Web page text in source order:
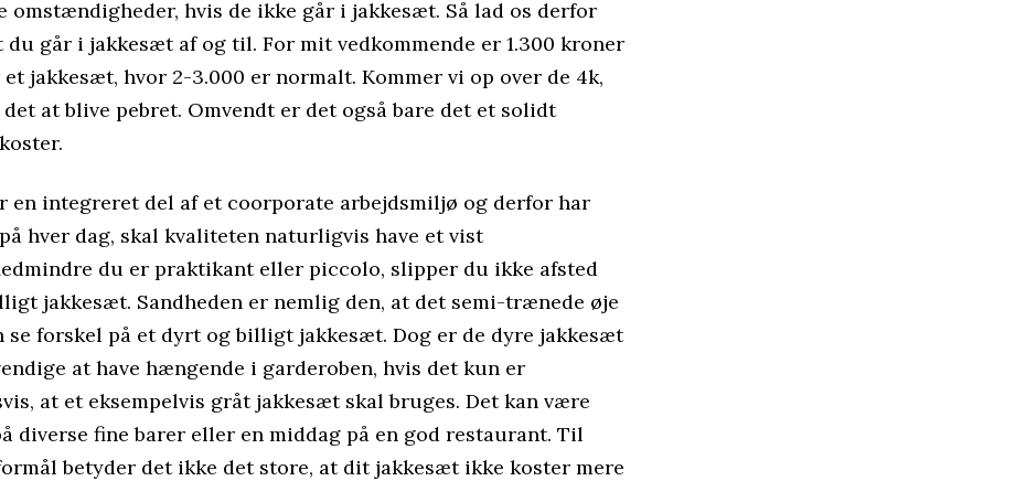
omstændigheder, hvis de ikke går i jakkesæt. Så lad os derfor
du går i jakkesæt af og til. For mit vedkommende er 1.300 kroner
jakkesæt, hvor 2-3.000 er normalt. Kommer vi op over de 4k,
at blive pebret. Omvendt er det også bare det et solidt
en integreret del af et coorporate arbejdsmiljø og derfor har
hver dag, skal kvaliteten naturligvis have et vist
du er praktikant eller piccolo, slipper du ikke afsted
jakkesæt. Sandheden er nemlig den, at det semi-trænede øje
se forskel på et dyrt og billigt jakkesæt. Dog er de dyre jakkesæt
at have hængende i garderoben, hvis det kun er
at et eksempelvis gråt jakkesæt skal bruges. Det kan være
diverse fine barer eller en middag på en god restaurant. Til
betyder det ikke det store, at dit jakkesæt ikke koster mere